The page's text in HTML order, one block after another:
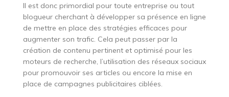
Il est donc primordial pour toute entreprise ou tout
blogueur cherchant à développer sa présence en ligne
de mettre en place des stratégies efficaces pour
augmenter son trafic. Cela peut passer par la
création de contenu pertinent et optimisé pour les
moteurs de recherche, l’utilisation des réseaux sociaux
pour promouvoir ses articles ou encore la mise en
place de campagnes publicitaires ciblées.